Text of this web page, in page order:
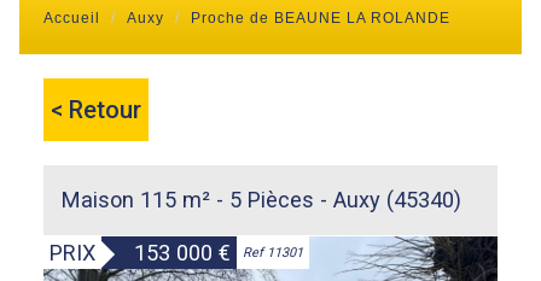
Accueil Auxy Proche de BEAUNE LA ROLANDE
< Retour
Maison 115 m² - 5 Pièces - Auxy (45340)
PRIX 153 000 € Ref 11301